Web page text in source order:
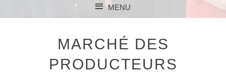
MENU
MARCHÉ DES
PRODUCTEURS